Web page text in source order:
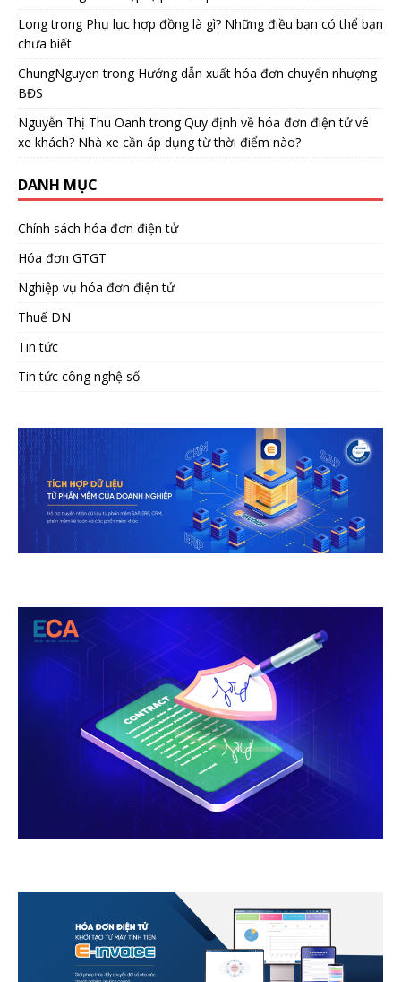
Longtrong Phụ lục hợp đồng là gì? Những điều bạn có thể bạn
chưa biết
ChungNguyen trong Hướng dẫn xuất hóa đơn chuyển nhượng
BĐS
Nguyễn Thị Thu Oanh trongQuy định về hóa đơn điện tử vé
xe khách? Nhà xe cần áp dụng từ thời điểm nào?
DANH MỤC
Chính sách hóa đơn điện tử
Hóa đơn GTGT
Nghiệp vụ hóa đơn điện tử
Thuế DN
Tin tức
Tin tức công nghệ số